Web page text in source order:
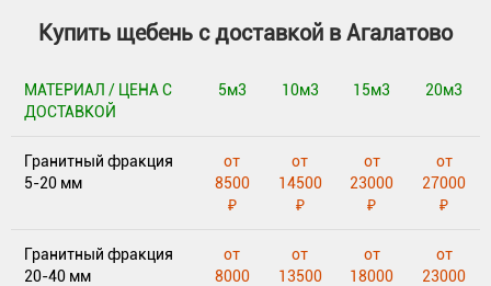
Купить щебень с доставкой в Агалатово
МАТЕРИАЛ / ЦЕНА С
ДОСТАВКОЙ
5м3 10м3 15м3 20м3
Гранитный фракция
5-20 мм
от
8500
₽
от
14500
₽
от
23000
₽
от
27000
₽
Гранитный фракция
20-40 мм
от
8000
от
13500
от
18000
от
23000